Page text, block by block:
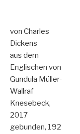
von Charles
Dickens
aus dem
Englischen von
Gundula Müller-
Wallraf
Knesebeck,
2017
gebunden, 192